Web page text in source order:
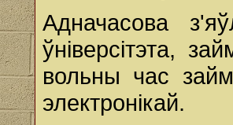
Адначасова
ўніверсітэта,
вольны час
электронікай.